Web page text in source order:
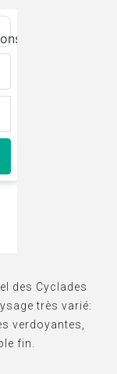
des Cyclades
très varié:
verdoyantes,
fin.